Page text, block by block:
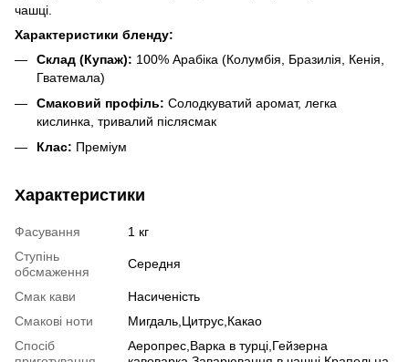
чашці.
Характеристики бленду:
Склад (Купаж): 100% Арабіка (Колумбія, Бразилія, Кенія,
Гватемала)
Смаковий профіль: Солодкуватий аромат, легка
кислинка, тривалий післясмак
Клас: Преміум
Характеристики
Фасування
1 кг
Ступінь
обсмаження
Середня
Смак кави
Насиченість
Смакові ноти
Мигдаль,Цитрус,Какао
Спосіб
Аеропрес,Варка в турці,Гейзерна